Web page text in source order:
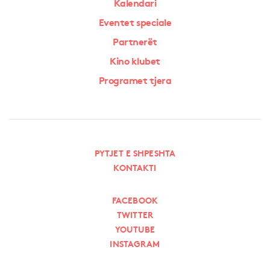
Eventet speciale
Partnerët
Kino klubet
Programet tjera
PYTJET E SHPESHTA
KONTAKTI
FACEBOOK
TWITTER
YOUTUBE
INSTAGRAM